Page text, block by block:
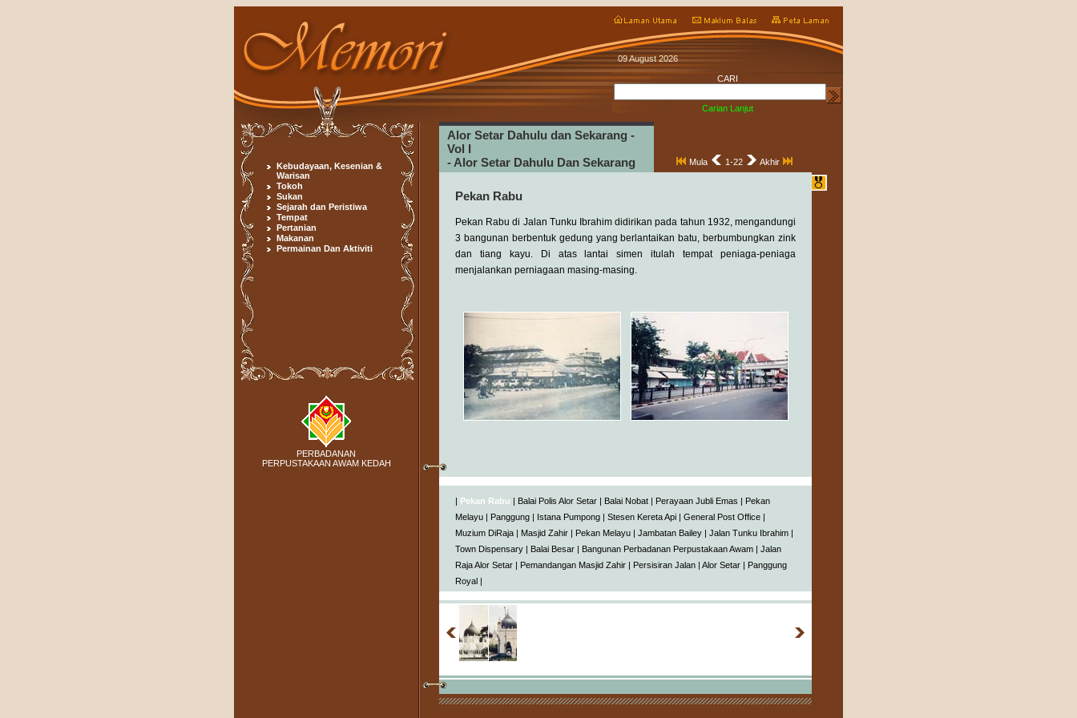
CARI
Carian Lanjut
Kebudayaan, Kesenian &
Warisan
Tokoh
Sukan
Sejarah dan Peristiwa
Tempat
Pertanian
Makanan
Permainan Dan Aktiviti
PERBADANAN
PERPUSTAKAAN AWAM KEDAH
Alor Setar Dahulu dan Sekarang -
Vol I
- Alor Setar Dahulu Dan Sekarang
Mula 1-22 Akhir
Pekan Rabu
Pekan Rabu di Jalan Tunku Ibrahim didirikan pada tahun 1932, mengandungi
3 bangunan berbentuk gedung yang berlantaikan batu, berbumbungkan zink
dan tiang kayu. Di atas lantai simen itulah tempat peniaga-peniaga
menjalankan perniagaan masing-masing.
| Pekan Rabu | Balai Polis Alor Setar | Balai Nobat | Perayaan Jubli Emas | Pekan
Melayu | Panggung | Istana Pumpong | Stesen Kereta Api | General Post Office |
Muzium DiRaja | Masjid Zahir | Pekan Melayu | Jambatan Bailey | Jalan Tunku Ibrahim |
Town Dispensary | Balai Besar | Bangunan Perbadanan Perpustakaan Awam | Jalan
Raja Alor Setar | Pemandangan Masjid Zahir | Persisiran Jalan | Alor Setar | Panggung
Royal |
09 August 2026